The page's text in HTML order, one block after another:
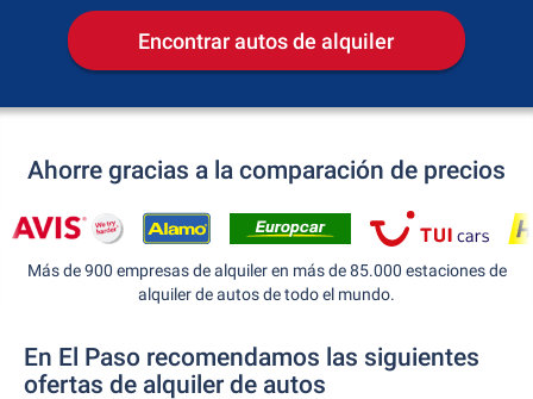
Encontrar autos de alquiler
Ahorre gracias a la comparación de precios
Más de 900 empresas de alquiler en más de 85.000 estaciones de
alquiler de autos de todo el mundo.
En El Paso recomendamos las siguientes
ofertas de alquiler de autos